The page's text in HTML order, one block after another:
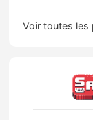
Voir toutes